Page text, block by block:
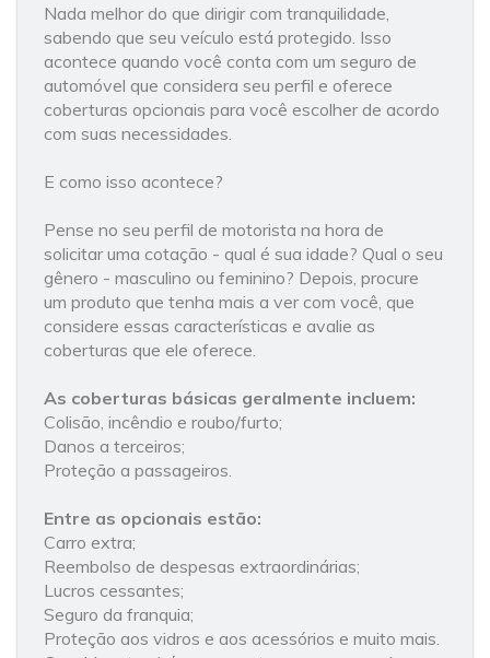
Nada melhor do que dirigir com tranquilidade,
sabendo que seu veículo está protegido. Isso
acontece quando você conta com um seguro de
automóvel que considera seu perfil e oferece
coberturas opcionais para você escolher de acordo
com suas necessidades.
E como isso acontece?
Pense no seu perfil de motorista na hora de
solicitar uma cotação - qual é sua idade? Qual o seu
gênero - masculino ou feminino? Depois, procure
um produto que tenha mais a ver com você, que
considere essas características e avalie as
coberturas que ele oferece.
As coberturas básicas geralmente incluem:
Colisão, incêndio e roubo/furto;
Danos a terceiros;
Proteção a passageiros.
Entre as opcionais estão:
Carro extra;
Reembolso de despesas extraordinárias;
Lucros cessantes;
Seguro da franquia;
Proteção aos vidros e aos acessórios e muito mais.